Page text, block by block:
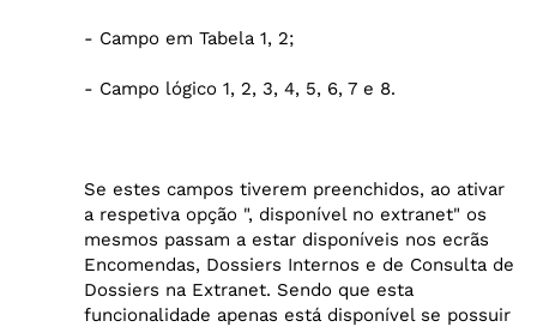
- Campo em Tabela 1, 2;
- Campo lógico 1, 2, 3, 4, 5, 6, 7 e 8.
Se estes campos tiverem preenchidos, ao ativar
a respetiva opção ", disponível no extranet" os
mesmos passam a estar disponíveis nos ecrãs
Encomendas, Dossiers Internos e de Consulta de
Dossiers na Extranet. Sendo que esta
funcionalidade apenas está disponível se possuir